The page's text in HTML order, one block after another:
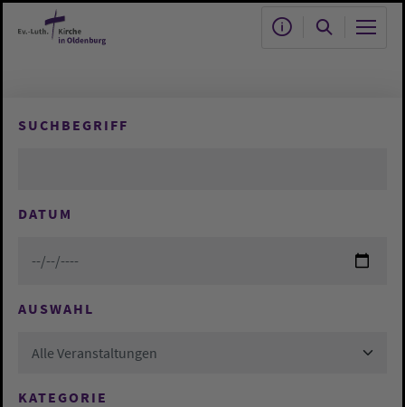
Zum Hauptinhalt springen
SUCHBEGRIFF
DATUM
AUSWAHL
Alle Veranstaltungen
KATEGORIE